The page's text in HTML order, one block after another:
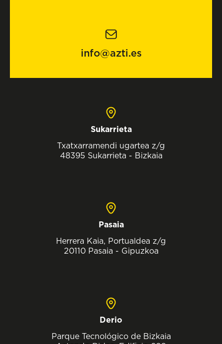
info@azti.es
Sukarrieta
Txatxarramendi ugartea z/g
48395 Sukarrieta - Bizkaia
Pasaia
Herrera Kaia, Portualdea z/g
20110 Pasaia - Gipuzkoa
Derio
Parque Tecnológico de Bizkaia